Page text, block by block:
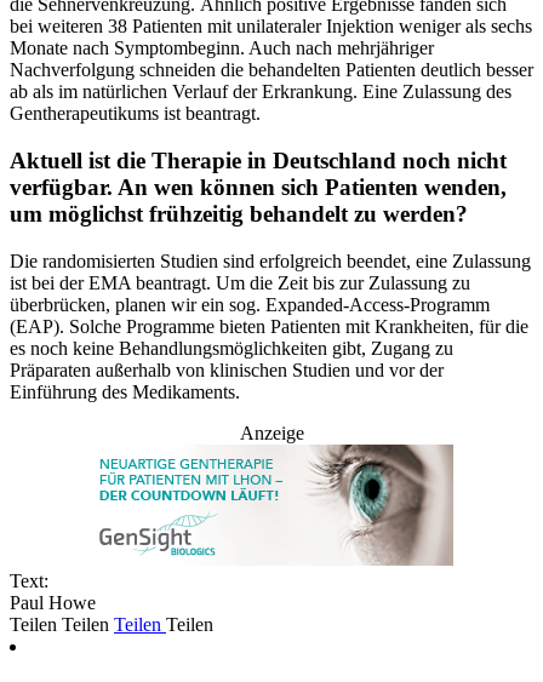
die Sehnervenkreuzung. Ähnlich positive Ergebnisse fanden sich
bei weiteren 38 Patienten mit unilateraler Injektion weniger als sechs
Monate nach Symptombeginn. Auch nach mehrjähriger
Nachverfolgung schneiden die behandelten Patienten deutlich besser
ab als im natürlichen Verlauf der Erkrankung. Eine Zulassung des
Gentherapeutikums ist beantragt.
Aktuell ist die Therapie in Deutschland noch nicht
verfügbar. An wen können sich Patienten wenden,
um möglichst frühzeitig behandelt zu werden?
Die randomisierten Studien sind erfolgreich beendet, eine Zulassung
ist bei der EMA beantragt. Um die Zeit bis zur Zulassung zu
überbrücken, planen wir ein sog. Expanded-Access-Programm
(EAP). Solche Programme bieten Patienten mit Krankheiten, für die
es noch keine Behandlungsmöglichkeiten gibt, Zugang zu
Präparaten außerhalb von klinischen Studien und vor der
Einführung des Medikaments.
Anzeige
Text:
Paul Howe
Teilen Teilen Teilen Teilen